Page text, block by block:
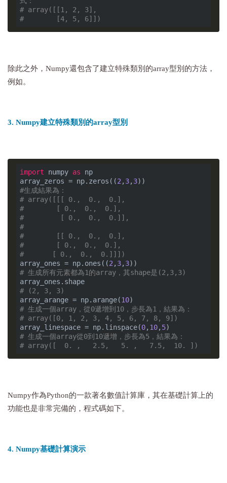
# array([[1, 2, 3],
#        [4, 5, 6]])
除此之外，Numpy還包含了建立特殊類別的array型別的方法，
例如。
3. Numpy建立特殊類別的array型別
import numpy as np
array_zeros = np.zeros((2 , 3, 3
#生成結果為：
# array([[[ 0.,  0.,  0.],
#        [ 0.,  0.,  0.],
#         [ 0.,  0.,  0.]],
#
#        [[ 0.,  0.,  0.],
#        [ 0.,  0.,  0.],
#       [ 0.,  0.,  0.]]])
array_ones = np.ones((2 , 3, 3
# 生成所有元素都為1的array，其shape是(2,3,3)
# (2, 3, 3)
array_arange = np.arange(10
# 生成一個array，從0遞增到10，步長為1，結果為：
# array([0, 1, 2, 3, 4, 5, 6, 7, 8, 9])
array_linespace = np.linspace(0, 10, 5
# 生成一個array從0到10遞增，步長為5，結果為：
# array([  0. ,   2.5,   5. ,   7.5,  10. ])
Numpy作為Python的一款著名數值計算庫，其在基礎計算上的
功能也是非常完備的，程式碼如下。
4. Numpy基礎計算演示